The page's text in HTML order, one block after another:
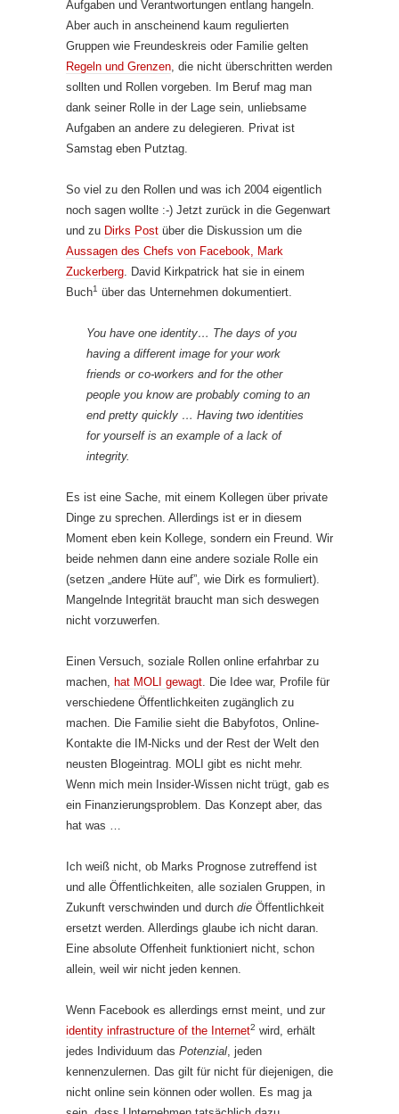
Aufgaben und Verantwortungen entlang hangeln.
Aber auch in anscheinend kaum regulierten
Gruppen wie Freundeskreis oder Familie gelten
Regeln und Grenzen , die nicht überschritten werden
sollten und Rollen vorgeben. Im Beruf mag man
dank seiner Rolle in der Lage sein, unliebsame
Aufgaben an andere zu delegieren. Privat ist
Samstag eben Putztag.
So viel zu den Rollen und was ich 2004 eigentlich
noch sagen wollte :-) Jetzt zurück in die Gegenwart
und zu Dirks Post über die Diskussion um die
Aussagen des Chefs von Facebook, Mark
Zuckerberg . David Kirkpatrick hat sie in einem
Buch1 über das Unternehmen dokumentiert.
You have one identity… The days of you
having a different image for your work
friends or co-workers and for the other
people you know are probably coming to an
end pretty quickly … Having two identities
for yourself is an example of a lack of
integrity.
Es ist eine Sache, mit einem Kollegen über private
Dinge zu sprechen. Allerdings ist er in diesem
Moment eben kein Kollege, sondern ein Freund. Wir
beide nehmen dann eine andere soziale Rolle ein
(setzen „andere Hüte auf”, wie Dirk es formuliert).
Mangelnde Integrität braucht man sich deswegen
nicht vorzuwerfen.
Einen Versuch, soziale Rollen online erfahrbar zu
machen,
hat MOLI gewagt . Die Idee war, Profile für
verschiedene Öffentlichkeiten zugänglich zu
machen. Die Familie sieht die Babyfotos, Online-
Kontakte die IM-Nicks und der Rest der Welt den
neusten Blogeintrag. MOLI gibt es nicht mehr.
Wenn mich mein Insider-Wissen nicht trügt, gab es
ein Finanzierungsproblem. Das Konzept aber, das
hat was …
Ich weiß nicht, ob Marks Prognose zutreffend ist
und alle Öffentlichkeiten, alle sozialen Gruppen, in
Zukunft verschwinden und durch die Öffentlichkeit
ersetzt werden. Allerdings glaube ich nicht daran.
Eine absolute Offenheit funktioniert nicht, schon
allein, weil wir nicht jeden kennen.
Wenn Facebook es allerdings ernst meint, und zur
identity infrastructure of the Internet2 wird, erhält
jedes Individuum das Potenzial , jeden
kennenzulernen. Das gilt für nicht für diejenigen, die
nicht online sein können oder wollen. Es mag ja